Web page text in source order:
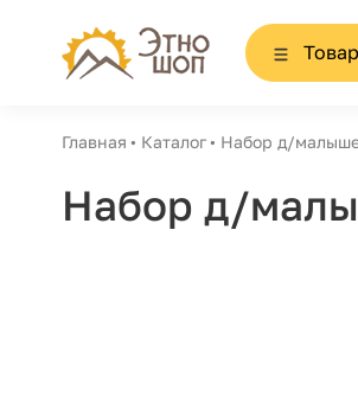
Главная Каталог Набор д/
Набор д/